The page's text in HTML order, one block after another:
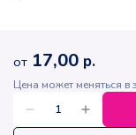
от 17,00 р.
Цена может меняться в